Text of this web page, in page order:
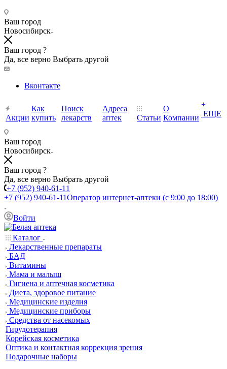
Ваш город
Новосибирск
Ваш город ?
Да, все верно Выбрать другой
Вконтакте
Акции
Как
купить
Поиск
лекарств
Адреса
аптек
Статьи
О
Компании
+
ЕЩЕ
Ваш город
Новосибирск
Ваш город ?
Да, все верно Выбрать другой
+7 (952) 940-61-11
+7 (952) 940-61-11Оператор интернет-аптеки (с 9:00 до 18:00)
Войти
Каталог
Лекарственные препараты
БАД
Витамины
Мама и малыш
Гигиена и аптечная косметика
Диета, здоровое питание
Медицинские изделия
Медицинские приборы
Средства от насекомых
Гирудотерапия
Корейская косметика
Оптика и контактная коррекция зрения
Подарочные наборы